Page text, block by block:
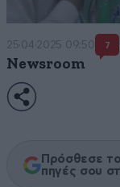
25·04·2025 09:50 7
Newsroom
Πρόσθεσε
πηγές σου